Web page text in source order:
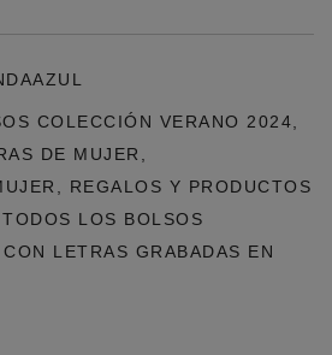
QUANTITY
COLECCIÓN VERANO 2024
DE MUJER
REGALOS Y PRODUCTOS
TODOS LOS BOLSOS
LETRAS GRABADAS EN